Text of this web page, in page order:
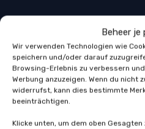
Beheer je
Wir verwenden Technologien wie
speichern und/oder darauf
Browsing-Erlebnis zu verbessern
Werbung anzuzeigen. Wenn du
widerrufst, kann dies bestimmte
beeinträchtigen.
Klicke unten, um dem oben